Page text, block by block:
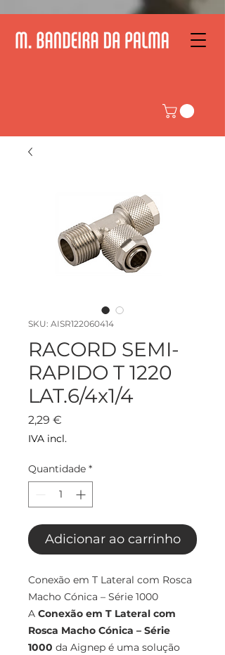
SKU: AISR122060414
RACORD SEMI-
RAPIDO T 1220
LAT.6/4x1/4
2,29 €
IVA incl.
Quantidade *
Adicionar ao carrinho
Conexão em T Lateral com Rosca
Macho Cónica – Série 1000
A Conexão em T Lateral com
Rosca Macho Cónica – Série
1000 da Aignep é uma solução